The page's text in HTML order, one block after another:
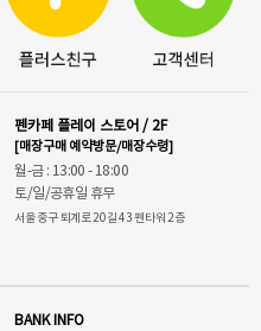
펜카페 플레이 스토어 / 2F
[매장구매 예약방문/매장수령]
월-금 : 13:00 - 18:00
토/일/공휴일 휴무
서울 중구 퇴계로 20길 43 펜타워 2층
BANK INFO